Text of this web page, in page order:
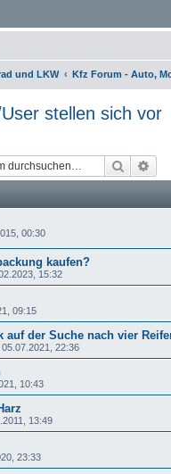
und LKW Kfz Forum - Auto,
stellen sich vor
Suche
00:30
kaufen?
15:32
09:15
auf der Suche nach vier
05.07.2021, 22:36
10:43
13:49
23:33